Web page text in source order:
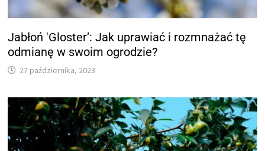
Jabłoń 'Gloster’: Jak uprawiać i rozmnażać tę
odmianę w swoim ogrodzie?
27 października, 2023